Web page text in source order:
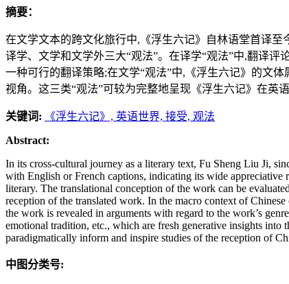
摘要：
在文学文本的跨文化旅行中,《浮生六记》自林语堂首译
译学、文学和文学外三大“观法”。在译学“观法”中,翻译
一种可行的翻译策略;在文学“观法”中,《浮生六记》的文
视角。这三类“观法”可较为完整地呈现《浮生六记》在英
关键词: 《浮生六记》, 英语世界, 接受, 观法
Abstract:
In its cross-cultural journey as a literary text, Fu Sheng Liu Ji,
with English or French captions, indicating its wide appreciative
literary. The translational conception of the work can be
reception of the translated work. In the macro context of
the work is revealed in arguments with regard to the work’s
emotional tradition, etc., which are fresh generative insights
paradigmatically inform and inspire studies of the reception of
中图分类号: